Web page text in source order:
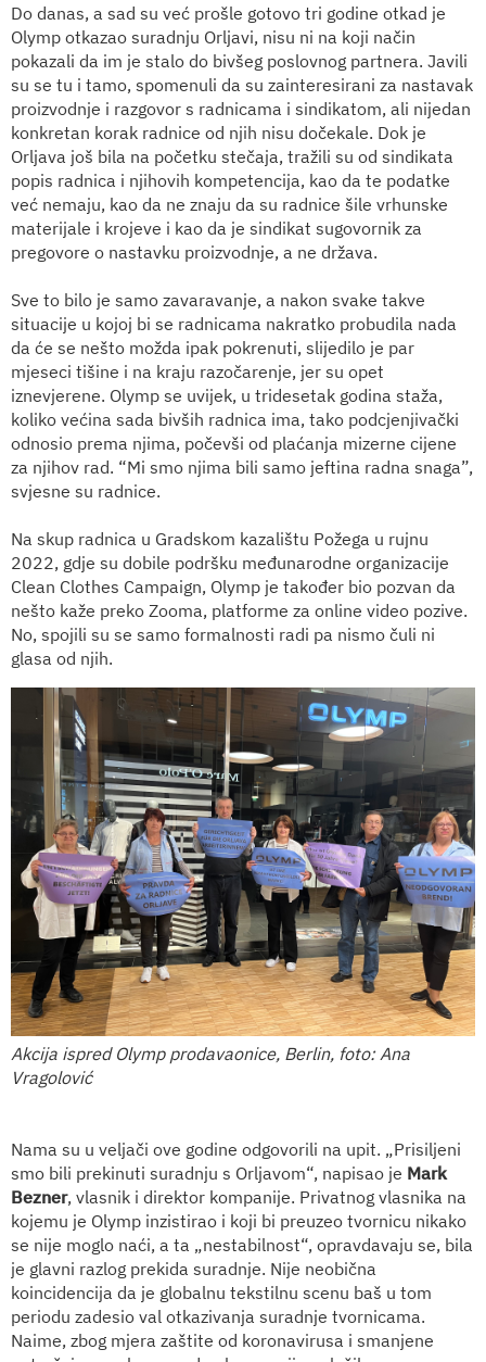
Do danas, a sad su već prošle gotovo tri godine otkad je
Olymp otkazao suradnju Orljavi, nisu ni na koji način
pokazali da im je stalo do bivšeg poslovnog partnera. Javili
su se tu i tamo, spomenuli da su zainteresirani za nastavak
proizvodnje i razgovor s radnicama i sindikatom, ali nijedan
konkretan korak radnice od njih nisu dočekale. Dok je
Orljava još bila na početku stečaja, tražili su od sindikata
popis radnica i njihovih kompetencija, kao da te podatke
već nemaju, kao da ne znaju da su radnice šile vrhunske
materijale i krojeve i kao da je sindikat sugovornik za
pregovore o nastavku proizvodnje, a ne država.
Sve to bilo je samo zavaravanje, a nakon svake takve
situacije u kojoj bi se radnicama nakratko probudila nada
da će se nešto možda ipak pokrenuti, slijedilo je par
mjeseci tišine i na kraju razočarenje, jer su opet
iznevjerene. Olymp se uvijek, u tridesetak godina staža,
koliko većina sada bivših radnica ima, tako podcjenjivački
odnosio prema njima, počevši od plaćanja mizerne cijene
za njihov rad. “Mi smo njima bili samo jeftina radna snaga”,
svjesne su radnice.
Na skup radnica u Gradskom kazalištu Požega u rujnu
2022, gdje su dobile podršku međunarodne organizacije
Clean Clothes Campaign, Olymp je također bio pozvan da
nešto kaže preko Zooma, platforme za online video pozive.
No, spojili su se samo formalnosti radi pa nismo čuli ni
glasa od njih.
Akcija ispred Olymp prodavaonice, Berlin, foto: Ana
Vragolović
Nama su u veljači ove godine odgovorili na upit. „Prisiljeni
smo bili prekinuti suradnju s Orljavom“, napisao je Mark
Bezner, vlasnik i direktor kompanije. Privatnog vlasnika na
kojemu je Olymp inzistirao i koji bi preuzeo tvornicu nikako
se nije moglo naći, a ta „nestabilnost“, opravdavaju se, bila
je glavni razlog prekida suradnje. Nije neobična
koincidencija da je globalnu tekstilnu scenu baš u tom
periodu zadesio val otkazivanja suradnje tvornicama.
Naime, zbog mjera zaštite od koronavirusa i smanjene